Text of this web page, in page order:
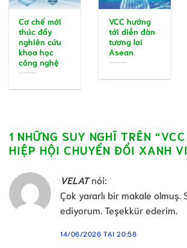
Cơ chế mới
thúc đẩy
nghiên cứu
khoa học
công nghệ
VCC hướng
tới diễn đàn
tương lai
Asean
1 NHỮNG SUY NGHĨ TRÊN “
HIỆP HỘI CHUYỂN ĐỔI XANH
VELAT nói:
Çok yararlı bir makale olmuş.
ediyorum. Teşekkür ederim.
14/06/2026 TẠI 20:58